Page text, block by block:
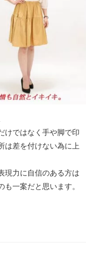
けではなく手や脚で印
は差を付けない為に上
現力に自信のある方は
一案だと思います。